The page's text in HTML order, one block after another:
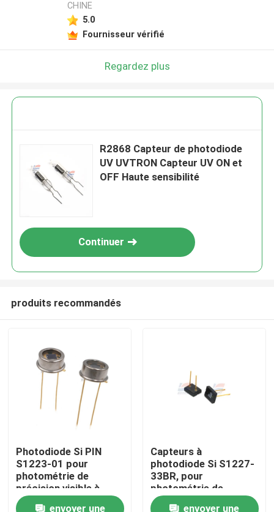
Produits
Le spectacle VR
CHINE
5.0
Fournisseur vérifié
Regardez plus
R2868 Capteur de photodiode
UV UVTRON Capteur UV ON et
OFF Haute sensibilité
Continuer
produits recommandés
Photodiode Si PIN
S1223-01 pour
photométrie de
précision visible à
proche infrarouge
envoyer une
Capteurs à
photodiode Si S1227-
33BR, pour
photométrie de
précision UV à Visible,
envoyer une